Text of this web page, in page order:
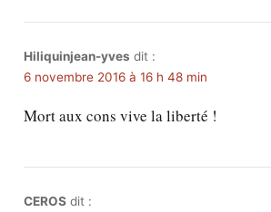
Hiliquinjean-yves dit :
6 novembre 2016 à 16 h 48 min
Mort aux cons vive la liberté !
CEROS dit :